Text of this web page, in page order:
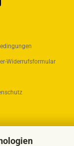
Widerrufsformular